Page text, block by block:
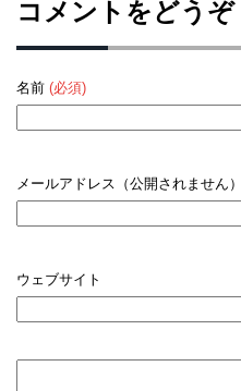
コメントをどうぞ
名前 (必須)
メールアドレス（公開されません）
ウェブサイト